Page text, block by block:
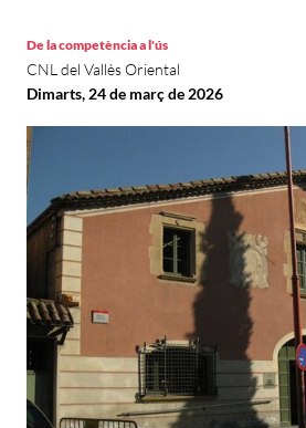
De la competència a l'ús
CNL del Vallès Oriental
Dimarts, 24 de març de 2026